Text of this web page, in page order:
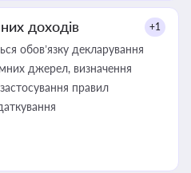
доходів +1
обов’язку декларування
джерел, визначення
правил